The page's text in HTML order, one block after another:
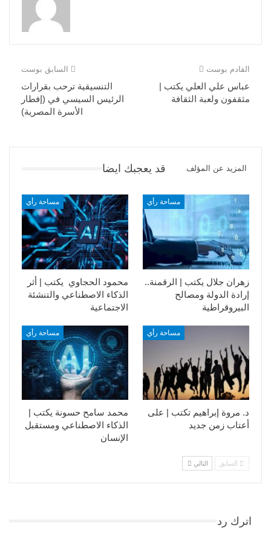
السابق بوست
التنسيقية ترحب بقرارات
الرئيس السيسي في (إفطار
الأسرة المصرية)
القادم بوست
عباس علي العلي يكتب |
مثقفون ولعبة الثقافة
قد يعجبك ايضا المزيد عن المؤلف
مساحة رأي
محمود الحجاوي يكتب | أثر
الذكاء الاصطناعي والتنشئة
الاجتماعية
مساحة رأي
زهران جلال يكتب | الرقمنة..
إرادة الدولة ومصالح
البيروقراطية
مساحة رأي
محمد سامح حسونة يكتب |
الذكاء الاصطناعي ومستقبل
الإنسان
مساحة رأي
د. مروة إبراهيم تكتب | على
أعتاب زمن جديد
السابق التالي
اترك رد